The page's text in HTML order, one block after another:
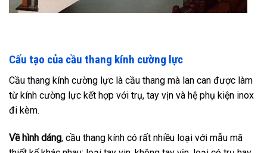
Cấu tạo của cầu thang kính cường lực
Cầu thang kính cường lực là cầu thang mà lan can được làm
từ kính cường lực kết hợp với trụ, tay vịn và hệ phụ kiện inox
đi kèm.
Về hình dáng, cầu thang kính có rất nhiều loại với mẫu mã